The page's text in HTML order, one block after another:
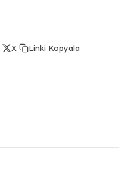
X Linki Kopyala